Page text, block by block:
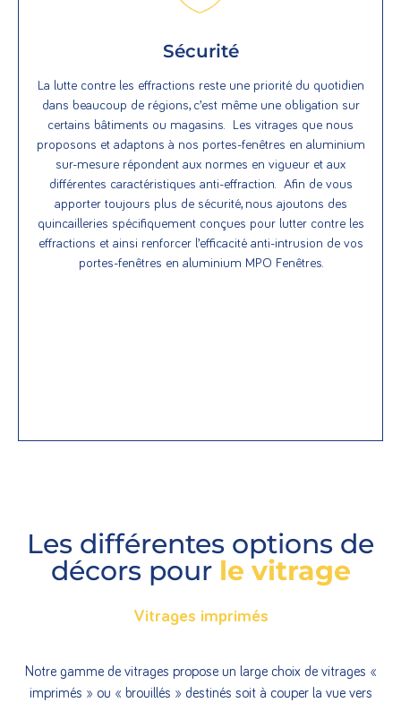
Sécurité
La lutte contre les effractions reste une priorité du quotidien
dans beaucoup de régions, c’est même une obligation sur
certains bâtiments ou magasins. Les vitrages que nous
proposons et adaptons à nos portes-fenêtres en aluminium
sur-mesure répondent aux normes en vigueur et aux
différentes caractéristiques anti-effraction. Afin de vous
apporter toujours plus de sécurité, nous ajoutons des
quincailleries spécifiquement conçues pour lutter contre les
effractions et ainsi renforcer l’efficacité anti-intrusion de vos
portes-fenêtres en aluminium MPO Fenêtres.
Les différentes options de
décors pour le vitrage
Vitrages imprimés
Notre gamme de vitrages propose un large choix de vitrages «
imprimés » ou « brouillés » destinés soit à couper la vue vers